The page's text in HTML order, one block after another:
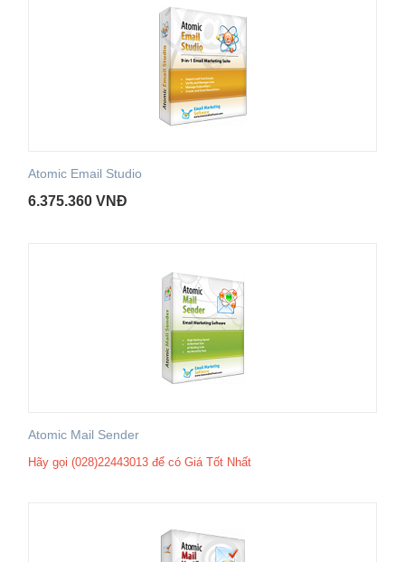
Atomic Email Studio
6.375.360 VNĐ
Atomic Mail Sender
Hãy gọi (028)22443013 để có Giá Tốt Nhất